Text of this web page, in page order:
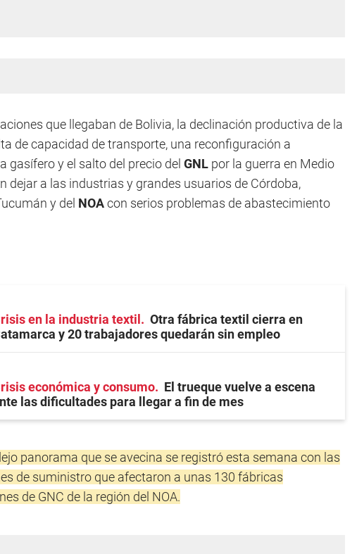
que llegaban de Bolivia, la declinación productiva de la
de capacidad de transporte, una reconfiguración a
gasífero y el salto del precio del GNL por la guerra en Medio
dejar a las industrias y grandes usuarios de Córdoba,
y del NOAcon serios problemas de abastecimiento
en la industria textil
Otra fábrica textil cierra en
y 20 trabajadores quedarán sin empleo
económica y consumo
El trueque vuelve a escena
las dificultades para llegar a fin de mes
panorama que se avecina se registró esta semana con las
de suministro que afectaron a unas 130 fábricas
de GNC de la región del NOA.